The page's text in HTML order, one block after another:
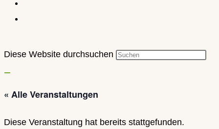
Diese Website durchsuchen
« Alle Veranstaltungen
Diese Veranstaltung hat bereits stattgefunden.